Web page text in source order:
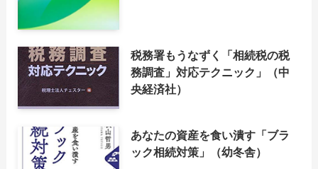
税務署もうなずく「相続税の税
務調査」対応テクニック」（中
央経済社）
あなたの資産を食い潰す「ブラ
ック相続対策」（幼冬舎）